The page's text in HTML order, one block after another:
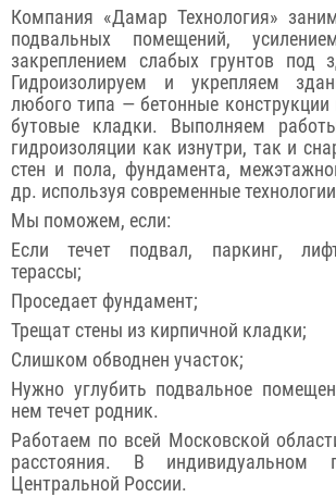
Компания «Дамар Технология»
подвальных помещений,
закреплением слабых грунтов под
Гидроизолируем и укрепляем
любого типа — бетонные
бутовые кладки. Выполняем
гидроизоляции как изнутри, так и
стен и пола, фундамента,
др. используя современные
Мы поможем, если:
Если течет подвал, паркинг,
терассы;
Проседает фундамент;
Трещат стены из кирпичной кладки;
Слишком обводнен участок;
Нужно углубить подвальное
нем течет родник.
Работаем по всей Московской
расстояния. В
Центральной России.